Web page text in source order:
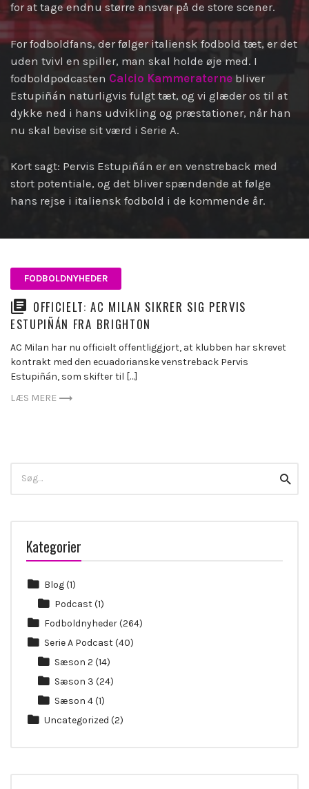
for at tage endnu større ansvar på de store scener.
For fodboldfans, der følger italiensk fodbold tæt, er det
uden tvivl en spiller, man skal holde øje med. I
fodboldpodcasten Calcio Kammeraterne bliver
Estupiñán naturligvis fulgt tæt, og vi glæder os til at
dykke ned i hans udvikling og præstationer, når han
nu skal bevise sit værd i Serie A.
Kort sagt: Pervis Estupiñán er en venstreback med
stort potentiale, og det bliver spændende at følge
hans rejse i italiensk fodbold i de kommende år.
FODBOLDNYHEDER
OFFICIELT: AC MILAN SIKRER SIG PERVIS
ESTUPIÑÁN FRA BRIGHTON
AC Milan har nu officielt offentliggjort, at klubben har skrevet
kontrakt med den ecuadorianske venstreback Pervis
Estupiñán, som skifter til […]
LÆS MERE
for:
Kategorier
Blog(1)
Podcast(1)
Fodboldnyheder(264)
Serie A Podcast(40)
Sæson 2 (14)
Sæson 3 (24)
Sæson 4(1)
Uncategorized (2)